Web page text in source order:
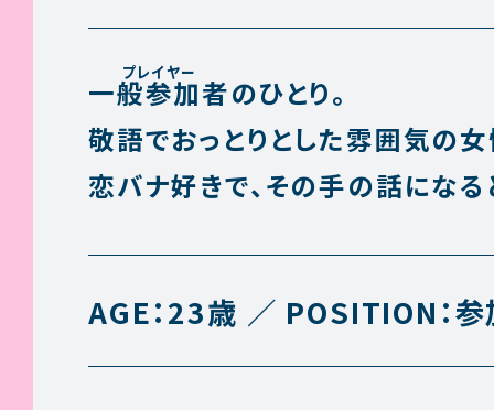
一般参加者のひとり。
敬語でおっとりとした雰囲気の女
恋バナ好きで、その手の話になる
AGE：23歳 POSITION：